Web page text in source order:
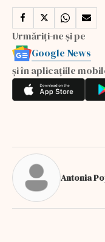
Urmăriți-ne și pe
Google News
și în aplicațiile
Antonia